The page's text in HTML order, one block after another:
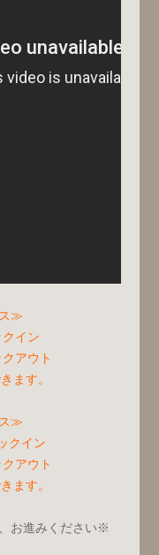
≫
イン
アウト
ます。
≫
クイン
アウト
ます。
お進みください※